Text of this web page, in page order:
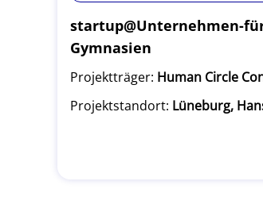
startup@Unternehmen-
Gymnasien
Projektträger: Human Circle
Projektstandort: Lüneburg,